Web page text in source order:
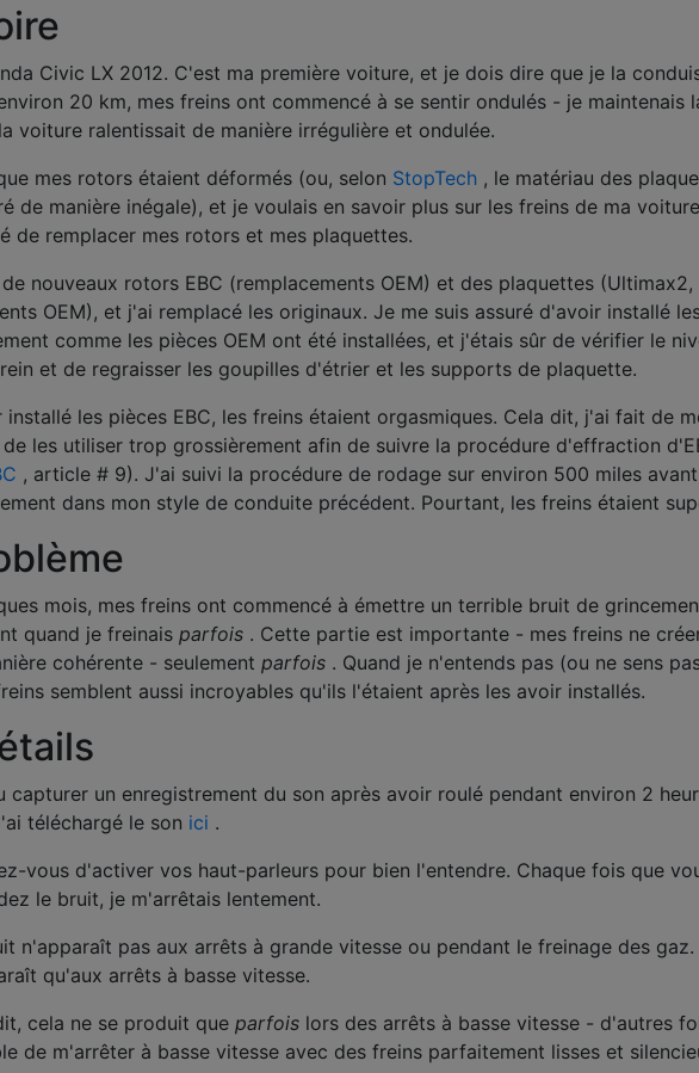
Civic LX 2012. C'est ma première voiture, et je dois dire que je la
20 km, mes freins ont commencé à se sentir ondulés - je maintenais
voiture ralentissait de manière irrégulière et ondulée.
mes rotors étaient déformés (ou, selon StopTech , le matériau des
de manière inégale), et je voulais en savoir plus sur les freins de ma
de remplacer mes rotors et mes plaquettes.
nouveaux rotors EBC (remplacements OEM) et des plaquettes (Ultimax2,
OEM), et j'ai remplacé les originaux. Je me suis assuré d'avoir installé
comme les pièces OEM ont été installées, et j'étais sûr de vérifier le
et de regraisser les goupilles d'étrier et les supports de plaquette.
installé les pièces EBC, les freins étaient orgasmiques. Cela dit, j'ai fait de
les utiliser trop grossièrement afin de suivre la procédure d'effraction
, article # 9). J'ai suivi la procédure de rodage sur environ 500 miles
dans mon style de conduite précédent. Pourtant, les freins étaient
mois, mes freins ont commencé à émettre un terrible bruit de
quand je freinais parfois . Cette partie est importante - mes freins ne
cohérente - seulement parfois . Quand je n'entends pas (ou ne sens
semblent aussi incroyables qu'ils l'étaient après les avoir installés.
capturer un enregistrement du son après avoir roulé pendant environ 2
téléchargé le son ici .
vous d'activer vos haut-parleurs pour bien l'entendre. Chaque fois que
le bruit, je m'arrêtais lentement.
n'apparaît pas aux arrêts à grande vitesse ou pendant le freinage des gaz.
qu'aux arrêts à basse vitesse.
cela ne se produit que parfois lors des arrêts à basse vitesse - d'autres
de m'arrêter à basse vitesse avec des freins parfaitement lisses et